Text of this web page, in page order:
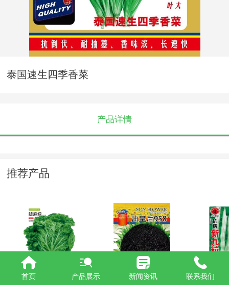
泰国速生四季香菜
产品详情
推荐产品
皱麻绿 12-20 油皇后958 抗病新
首页 产品展示 新闻资讯 联系我们